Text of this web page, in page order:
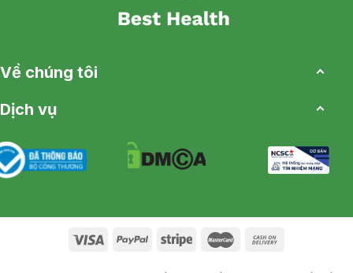
Về chúng tôi
Dịch vụ